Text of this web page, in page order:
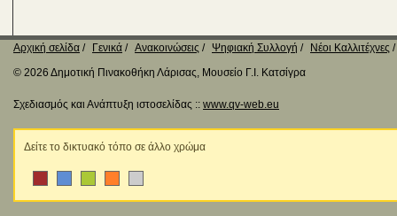
Αρχική σελίδα Γενικά Ανακοινώσεις Ψηφιακή Συλλογή
Νέοι Καλλιτέχνες
© 2026 Δημοτική Πινακοθήκη Λάρισας, Μουσείο Γ.Ι. Κατσίγρα
Σχεδιασμός και Ανάπτυξη ιστοσελίδας :: www.qv-web.eu
Δείτε το δικτυακό τόπο σε άλλο χρώμα